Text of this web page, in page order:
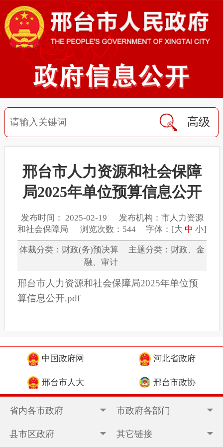
高级
邢台市人力资源和社会保障
局2025年单位预算信息公开
发布时间： 2025-02-19 发布机构：市人力资源
和社会保障局 浏览次数：544 字体：[大 中 小]
体裁分类：财政(务)预决算 主题分类：财政、金
融、审计
邢台市人力资源和社会保障局2025年单位预
算信息公开.pdf
中国政府网 河北省政府
邢台市人大 邢台市政协
省内各市政府 市政府各部门
县市区政府 其它链接